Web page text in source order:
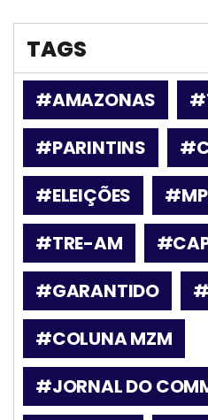
TAGS
#AMAZONAS
#PARINTINS
#ELEIÇÕES
#TRE-AM
#GARANTIDO
#COLUNA MZM
#JORNAL DO